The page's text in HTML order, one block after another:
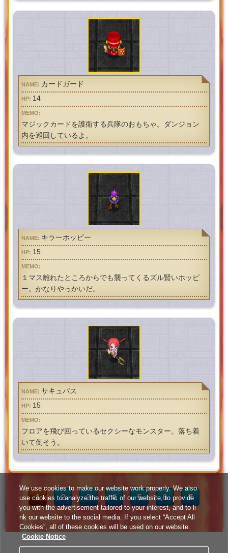
カードガード
14
マジックカードを護衛する兵隊のおもちゃ。ダンジョン
内を巡回しているよ。
キラーホッピー
15
１マス離れたところからでも襲ってくるズル賢いホッピ
ー。かなりやっかいだ。
サキュバス
15
フロアを飛び回っているセクシーなモンスター。落ち着
いて倒そう。
1 2 3 4 5 6 7
We use cookies to make our website work properly. We also
use cookies to analyze the traffic of our website, to provide
you with the advertisement tailored to your interest, and to li
nk our website to the social media. If you select “Accept All
Cookies”, all of these cookies will be used on our website.
Cookie Notice